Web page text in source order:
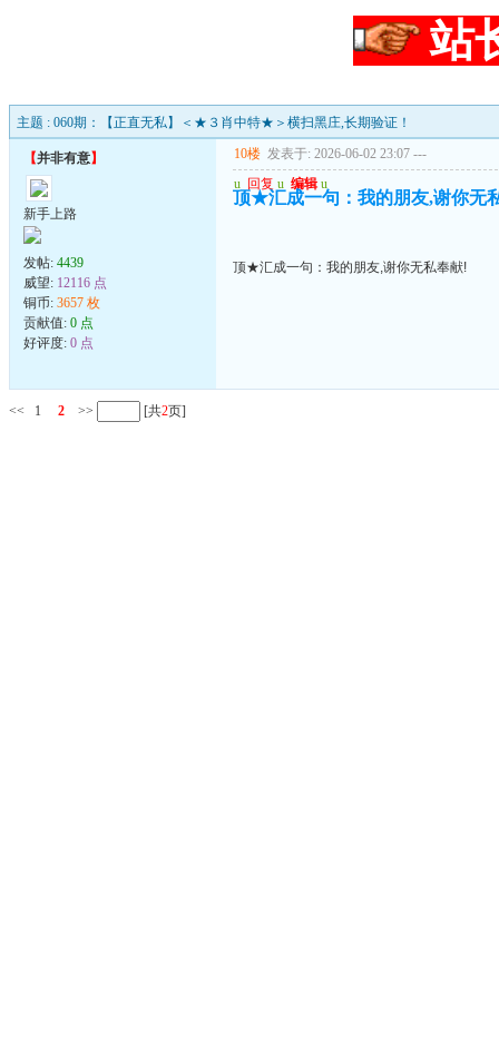
站
主题 : 060期：【正直无私】＜★３肖中特★＞横扫黑庄,长期验证！
【并非有意】
新手上路
发帖: 4439
威望: 12116 点
铜币: 3657 枚
贡献值: 0 点
好评度: 0 点
10楼 发表于: 2026-06-02 23:07 ---
u 回复 u 编辑 u
顶★汇成一句：我的朋友,谢你无
顶★汇成一句：我的朋友,谢你无私奉献!
<< 1 2 >> [共2页]